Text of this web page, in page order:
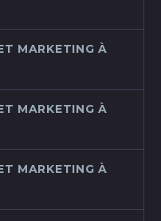
MARKETING À
MARKETING À
MARKETING À